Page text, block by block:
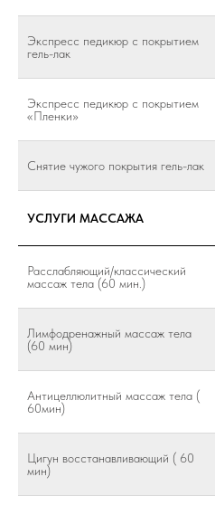
Экспресс педикюр с покрытием
гель-лак
Экспресс педикюр с покрытием
«Пленки»
Снятие чужого покрытия гель-лак
УСЛУГИ МАССАЖА
Расслабляющий/классический
массаж тела (60 мин.)
Лимфодренажный массаж тела
(60 мин)
Антицеллюлитный массаж тела (
60мин)
Цигун восстанавливающий ( 60
мин)